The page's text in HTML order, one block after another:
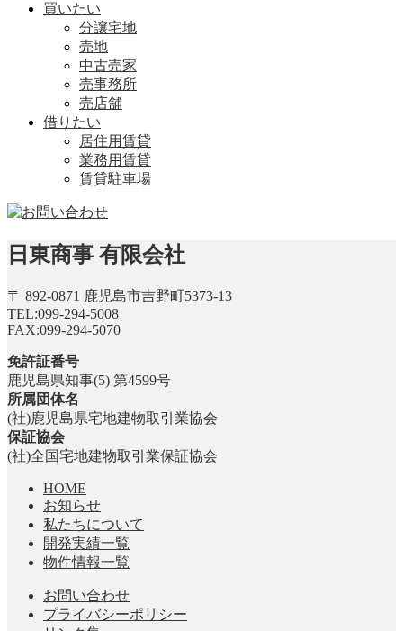
買いたい
分譲宅地
売地
中古売家
売事務所
売店舗
借りたい
居住用賃貸
業務用賃貸
賃貸駐車場
日東商事 有限会社
〒 892-0871 鹿児島市吉野町5373-13
TEL:099-294-5008
FAX:099-294-5070
免許証番号
鹿児島県知事(5) 第4599号
所属団体名
(社)鹿児島県宅地建物取引業協会
保証協会
(社)全国宅地建物取引業保証協会
HOME
お知らせ
私たちについて
開発実績一覧
物件情報一覧
お問い合わせ
プライバシーポリシー